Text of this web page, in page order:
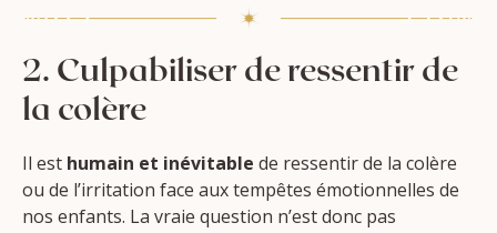
2. Culpabiliser de ressentir de
la colère
Il est humain et inévitable de ressentir de la colère
ou de l’irritation face aux tempêtes émotionnelles de
nos enfants. La vraie question n’est donc pas